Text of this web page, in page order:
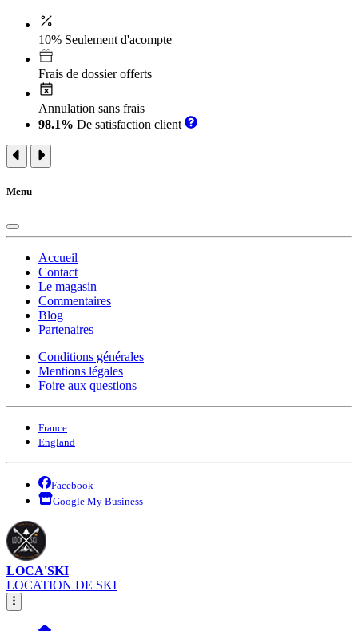
10% Seulement d'acompte
Frais de dossier offerts
Annulation sans frais
98.1% De satisfaction client
Menu
Accueil
Contact
Le magasin
Commentaires
Blog
Partenaires
Conditions générales
Mentions légales
Foire aux questions
France
England
Facebook
Google My Business
LOCA'SKI
LOCATION DE SKI